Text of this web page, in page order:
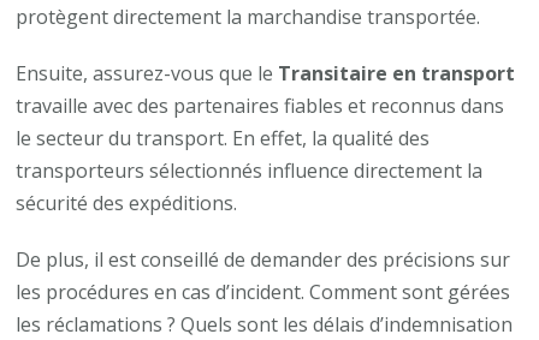
protègent directement la marchandise transportée.
Ensuite, assurez-vous que le Transitaire en transport
travaille avec des partenaires fiables et reconnus dans
le secteur du transport. En effet, la qualité des
transporteurs sélectionnés influence directement la
sécurité des expéditions.
De plus, il est conseillé de demander des précisions sur
les procédures en cas d’incident. Comment sont gérées
les réclamations ? Quels sont les délais d’indemnisation